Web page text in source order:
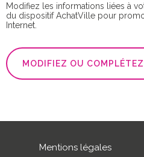
Modifiez les informations liées à
du dispositif AchatVille pour
Internet.
MODIFIEZ OU
Mentions légales